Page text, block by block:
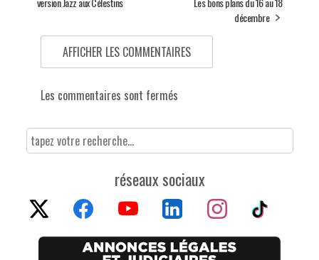
décembre
AFFICHER LES COMMENTAIRES
Les commentaires sont fermés
réseaux sociaux